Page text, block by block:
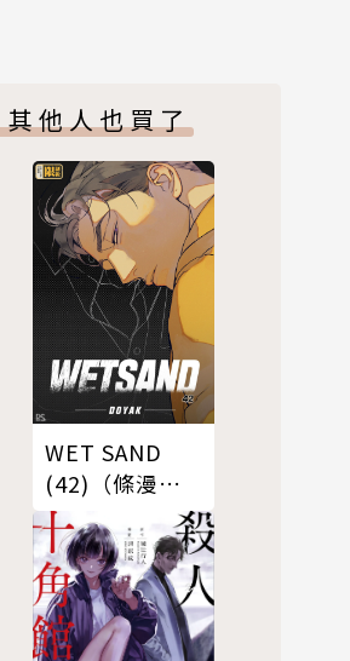
其他人也買了
WET SAND
(42)（條漫
版）